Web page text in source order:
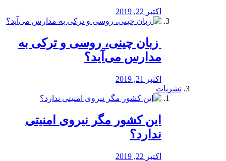
اکتبر 22, 2019
️ زبان چینی، روسی و ترکی به
مدارس می‌آید؟
اکتبر 21, 2019
نشریات
این کشور مگر نیروی امنیتی
ندارد؟
اکتبر 22, 2019